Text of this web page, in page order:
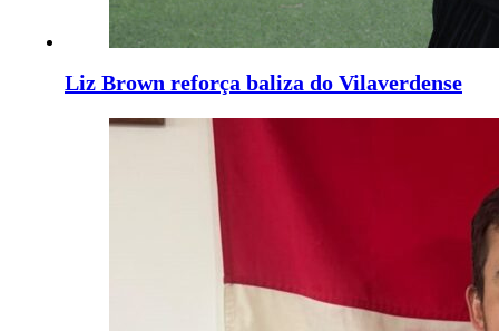
Liz Brown reforça baliza do Vilaverdense